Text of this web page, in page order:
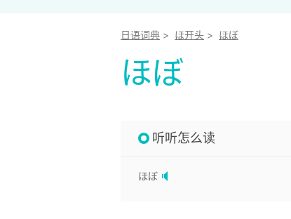
日语词典 > ほ开头 > ほぼ
ほぼ
听听怎么读
ほぼ